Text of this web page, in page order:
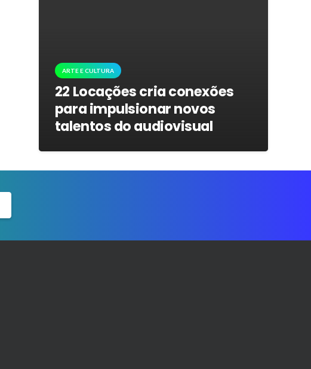
ARTE E CULTURA
22 Locações cria conexões
para impulsionar novos
talentos do audiovisual